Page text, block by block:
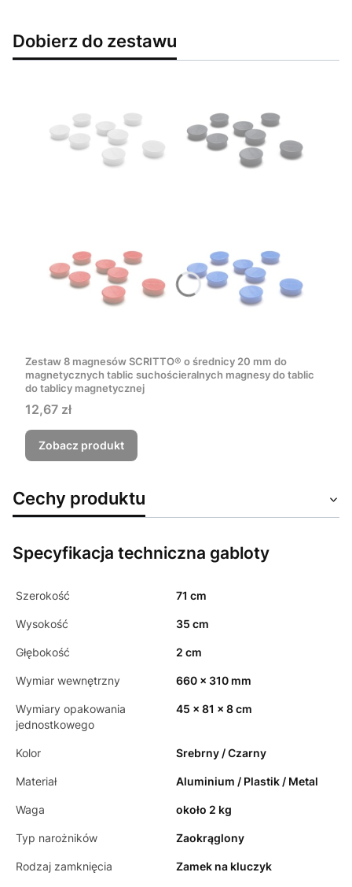
Dobierz do zestawu
Zestaw 8 magnesów SCRITTO® o średnicy 20 mm do
magnetycznych tablic suchościeralnych magnesy do tablic
do tablicy magnetycznej
Cena
12,67 zł
Zobacz produkt
Cechy produktu
Specyfikacja techniczna gabloty
Szerokość 71 cm
Wysokość 35 cm
Głębokość 2 cm
Wymiar wewnętrzny 660 x 310 mm
Wymiary opakowania
jednostkowego
45 x 81 x 8 cm
Kolor Srebrny / Czarny
Materiał Aluminium / Plastik / Metal
Waga około 2 kg
Typ narożników Zaokrąglony
Rodzaj zamknięcia Zamek na kluczyk